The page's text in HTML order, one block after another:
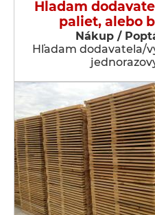
Hladam
paliet, alebo
Nákup /
Hľadam dodavatela/